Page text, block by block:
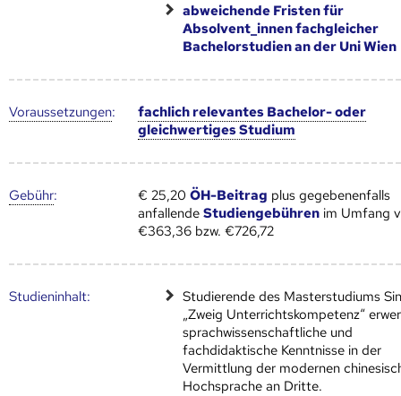
abweichende Fristen für
Absolvent_innen fachgleicher
Bachelorstudien an der Uni Wien
Voraus­setzungen:
fachlich relevantes Bachelor- oder
gleichwertiges Studium
Gebühr: € 25,20ÖH-Beitrag plus gegebenenfalls
anfallendeStudiengebühren im Umfang
€363,36 bzw. €726,72
Studien­inhalt:
Studierende des Masterstudiums
„Zweig Unterrichtskompetenz“
sprachwissenschaftliche und
fachdidaktische Kenntnisse in der
Vermittlung der modernen
Hochsprache an Dritte.